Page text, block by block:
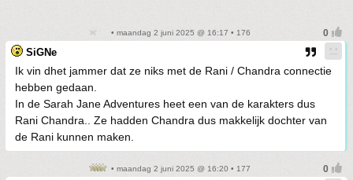
• maandag 2 juni 2025 @ 16:17 • 176
SiGNe
Ik vin dhet jammer dat ze niks met de Rani / Chandra connectie
hebben gedaan.
In de Sarah Jane Adventures heet een van de karakters dus
Rani Chandra.. Ze hadden Chandra dus makkelijk dochter van
de Rani kunnen maken.
• maandag 2 juni 2025 @ 16:20 • 177